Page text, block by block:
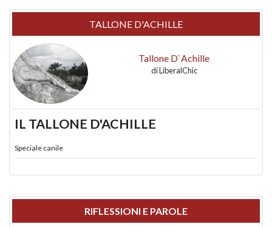
TALLONE D'ACHILLE
Tallone D`Achille
diLiberalChic
IL TALLONE D'ACHILLE
Speciale canile
RIFLESSIONI E PAROLE